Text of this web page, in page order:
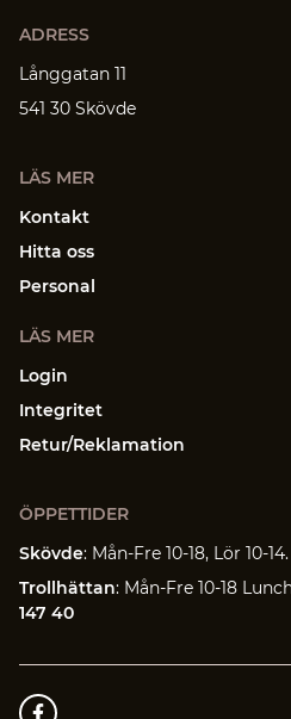
ADRESS
Långgatan 11
541 30 Skövde
LÄS MER
Kontakt
Hitta oss
Personal
LÄS MER
Login
Integritet
Retur/Reklamation
ÖPPETTIDER
Skövde: Mån-Fre 10-18, Lör 10-14.
Trollhättan: Mån-Fre 10-18
147 40